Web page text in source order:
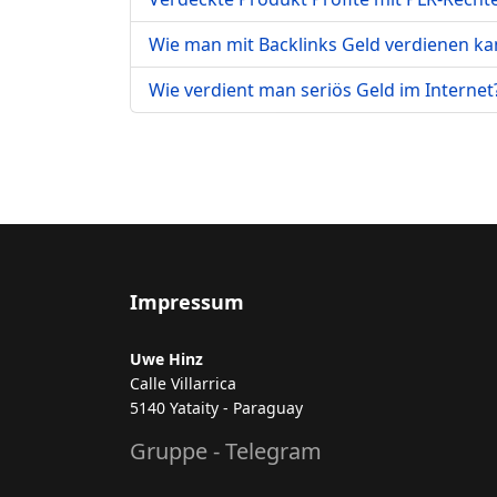
Wie man mit Backlinks Geld verdienen
Wie verdient man seriös Geld im
Impressum
Uwe Hinz
Calle Villarrica
5140 Yataity - Paraguay
Gruppe - Telegram